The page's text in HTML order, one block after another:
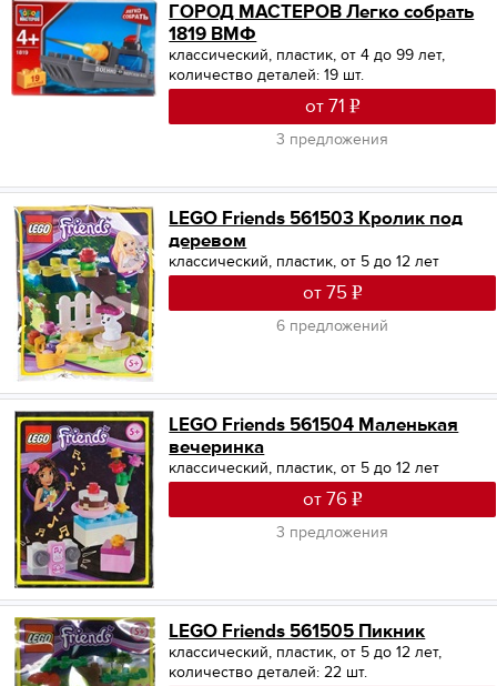
ГОРОД МАСТЕРОВ Легко собрать
1819 ВМФ
классический, пластик, от 4 до 99 лет,
количество деталей: 19 шт.
от 71
3 предложения
LEGO Friends 561503 Кролик под
деревом
классический, пластик, от 5 до 12 лет
от 75
6 предложений
LEGO Friends 561504 Маленькая
вечеринка
классический, пластик, от 5 до 12 лет
от 76
3 предложения
LEGO Friends 561505 Пикник
классический, пластик, от 5 до 12 лет,
количество деталей: 22 шт.